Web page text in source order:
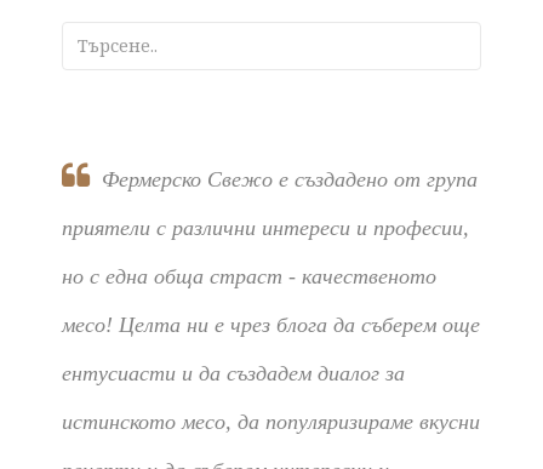
Фермерско Свежо е създадено от група
приятели с различни интереси и професии,
но с една обща страст - качественото
месо! Целта ни е чрез блога да съберем още
ентусиасти и да създадем диалог за
истинското месо, да популяризираме вкусни